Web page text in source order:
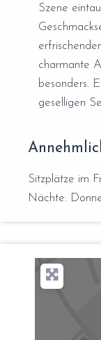
Szene
charmante
besonders.
geselligen
Sitzplätze im
Nächte: